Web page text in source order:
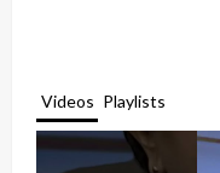
Videos Playlists